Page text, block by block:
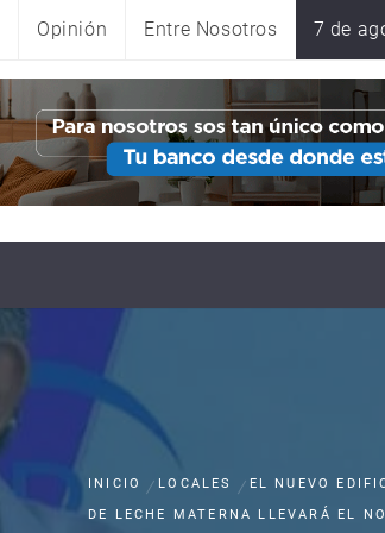
Opinión Entre Nosotros 7 de
INICIO LOCALES
EL NUEVO
DE LECHE MATERNA LLEVARÁ EL